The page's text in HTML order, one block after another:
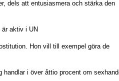
dels att entusiasmera och stärka den
aktiv i UN
Hon vill till exempel göra de
i över åttio procent om